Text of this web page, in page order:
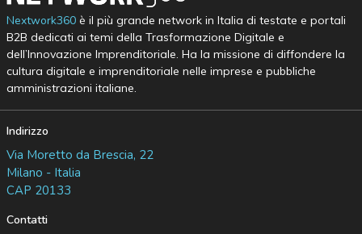
Nextwork360è il più grande network in Italia di testate e portali
B2B dedicati ai temi della Trasformazione Digitale e
dell’Innovazione Imprenditoriale. Ha la missione di diffondere la
cultura digitale e imprenditoriale nelle imprese e pubbliche
amministrazioni italiane.
Indirizzo
Via Moretto da Brescia, 22
Milano - Italia
CAP 20133
Contatti